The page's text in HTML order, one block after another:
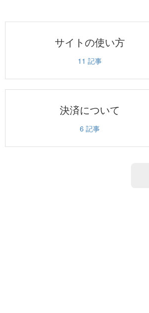
サイトの使い方
11 記事
決済について
6 記事